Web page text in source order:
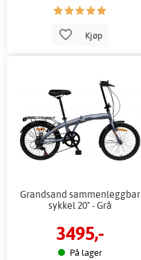
Kjøp
Grandsand sammenleggbar
sykkel 20" - Grå
3495,-
På lager